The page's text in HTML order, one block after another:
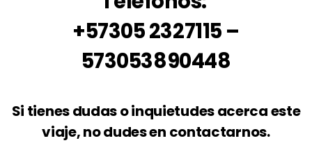
+57305 2327115 –
573053890448
Si tienes dudas o inquietudes acerca este
viaje, no dudes en contactarnos.